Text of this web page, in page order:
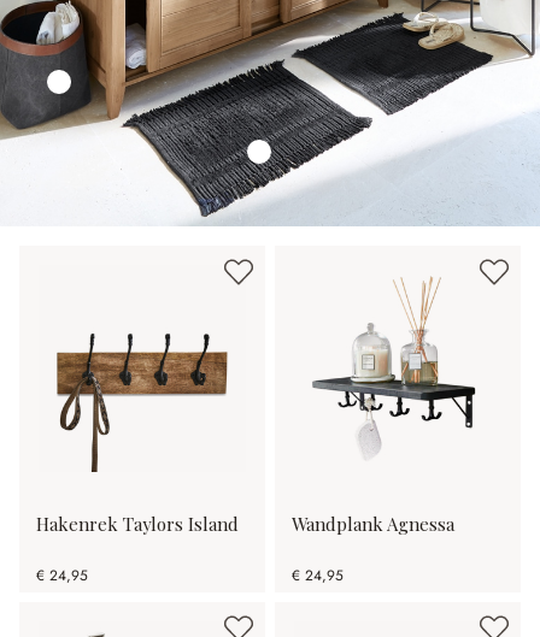
Hakenrek Taylors Island
€ 24,95
Wandplank Agnessa
€ 24,95